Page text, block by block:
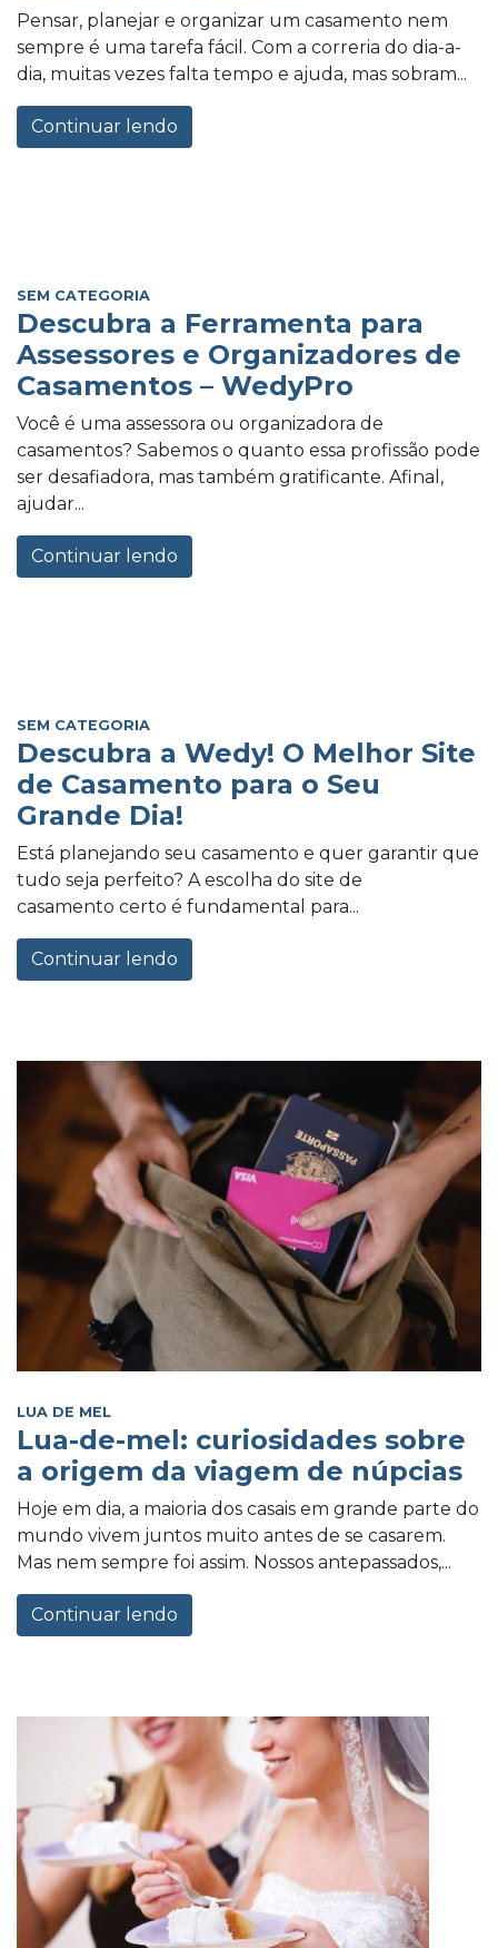
Pensar, planejar e organizar um casamento nem
sempre é uma tarefa fácil. Com a correria do dia-a-
dia, muitas vezes falta tempo e ajuda, mas sobram...
Continuar lendo
SEM CATEGORIA
Descubra a Ferramenta para
Assessores e Organizadores de
Casamentos – WedyPro
Você é uma assessora ou organizadora de
casamentos? Sabemos o quanto essa profissão pode
ser desafiadora, mas também gratificante. Afinal,
ajudar...
Continuar lendo
SEM CATEGORIA
Descubra a Wedy! O Melhor Site
de Casamento para o Seu
Grande Dia!
Está planejando seu casamento e quer garantir que
tudo seja perfeito? A escolha do site de
casamento certo é fundamental para...
Continuar lendo
LUA DE MEL
Lua-de-mel: curiosidades sobre
a origem da viagem de núpcias
Hoje em dia, a maioria dos casais em grande parte do
mundo vivem juntos muito antes de se casarem.
Mas nem sempre foi assim. Nossos antepassados,...
Continuar lendo